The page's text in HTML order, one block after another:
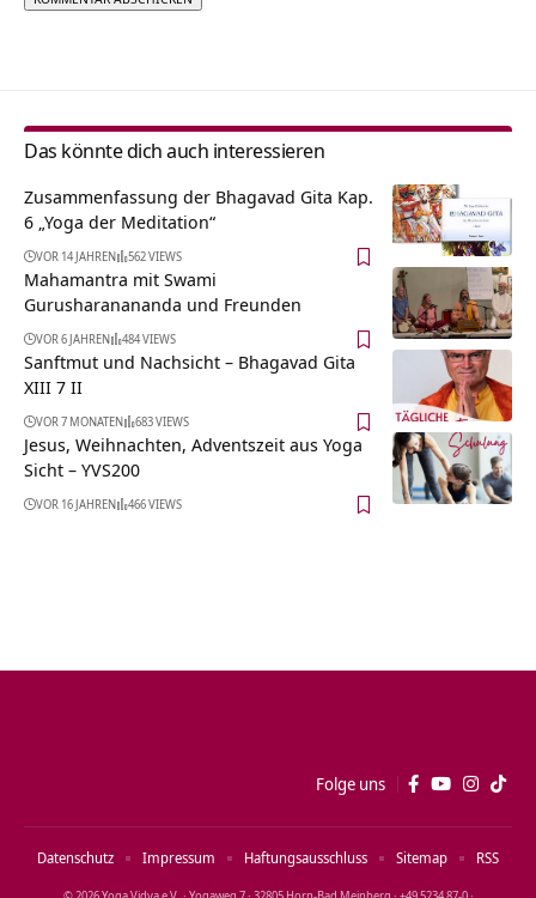
Das könnte dich auch interessieren
Zusammenfassung der Bhagavad Gita Kap.
6 „Yoga der Meditation“
VOR 14 JAHREN 562 VIEWS
Mahamantra mit Swami
Gurusharanananda und Freunden
VOR 6 JAHREN 484 VIEWS
Sanftmut und Nachsicht – Bhagavad Gita
XIII 7 II
VOR 7 MONATEN 683 VIEWS
Jesus, Weihnachten, Adventszeit aus Yoga
Sicht – YVS200
VOR 16 JAHREN 466 VIEWS
Folge uns
Datenschutz Impressum Haftungsausschluss Sitemap RSS